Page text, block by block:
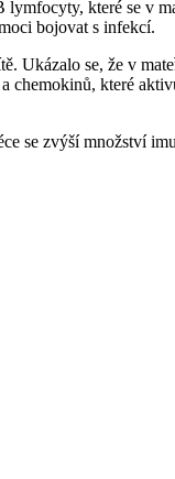
které se v
bojovat s infekcí.
se, že v
které
se zvýší množství